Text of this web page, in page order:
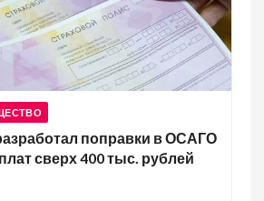
поправки в ОСАГО
сверх 400 тыс. рублей